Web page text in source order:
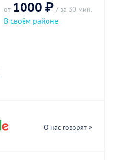
от 1000 ₽ / за 30 мин.
В своём районе
О нас говорят »